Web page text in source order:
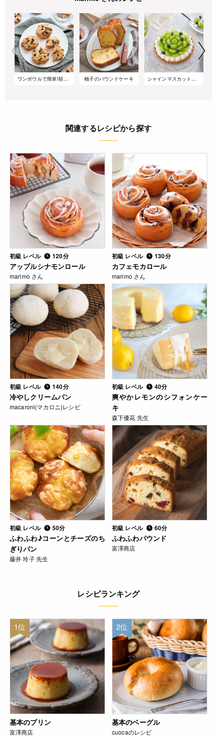
ワンボウルで簡単!胡桃とチョコのドロップクッキー 柚子のパウンドケーキ シャインマスカットのタルト
関連するレシピから探す
初級 レベル 120分
アップルシナモンロール
marimo さん
初級 レベル 130分
カフェモカロール
marimo さん
初級 レベル 140分
冷やしクリームパン
macaroni(マカロニ)レシピ
初級 レベル 40分
爽やかレモンのシフォンケー
キ
森下優花 先生
初級 レベル 50分
ふわふわ♪コーンとチーズのち
ぎりパン
藤井 玲子 先生
初級 レベル 60分
ふわふわパウンド
富澤商店
レシピランキング
1位
基本のプリン
富澤商店
2位
基本のベーグル
cuocaのレシピ